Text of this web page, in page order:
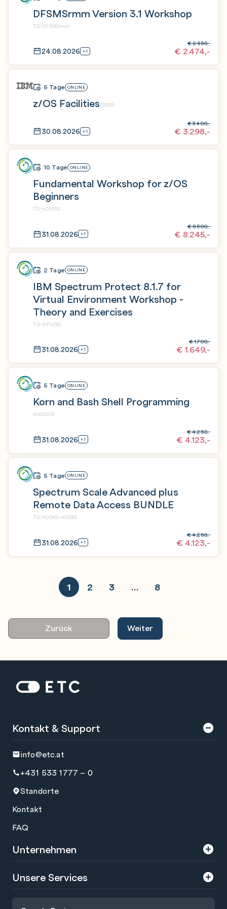
DFSMSrmm Version 3.1 Workshop
TD-DFSMSrmm
24.08.2026 +1 € 2.474,-
€2.550,-
5 Tage ONLINE
z/OS FacilitiesES15G
30.08.2026 +1 € 3.298,-
€3.400,-
10 Tage ONLINE
Fundamental Workshop for z/OS
Beginners
TD-zOSFSS
31.08.2026 +1 € 8.245,-
€8.500,-
2 Tage ONLINE
IBM Spectrum Protect 8.1.7 for
Virtual Environment Workshop -
Theory and Exercises
TD-ISPVE81
31.08.2026 +1 € 1.649,-
€1.700,-
5 Tage ONLINE
Korn and Bash Shell Programming
AN202G
31.08.2026 +1 € 4.123,-
€4.250,-
5 Tage ONLINE
Spectrum Scale Advanced plus
Remote Data Access BUNDLE
TD-H006G-H008G
31.08.2026 +1 € 4.123,-
€4.250,-
Zurück
1 2 3 … 8
Weiter
Startseite: ETC
Kontakt & Support
info@etc.at
+431 533 1777 – 0
Standorte
Kontakt
FAQ
Unternehmen
Über uns
Unsere Services